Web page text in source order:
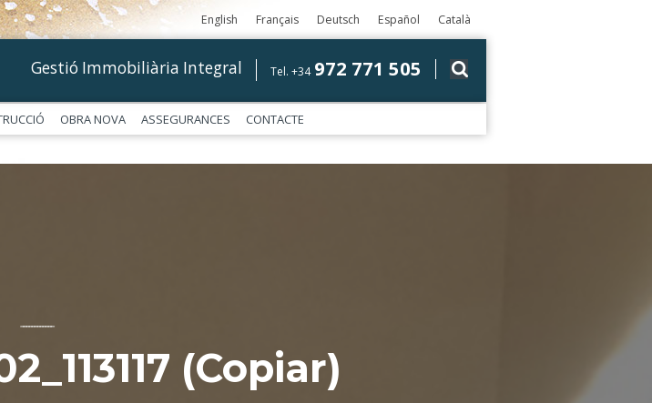
English Français Deutsch Español Català
Tel. +34 972 771 505
Gestió Immobiliària Integral
OBRA NOVA ASSEGURANCES CONTACTE
––––––––––––
(Copiar)